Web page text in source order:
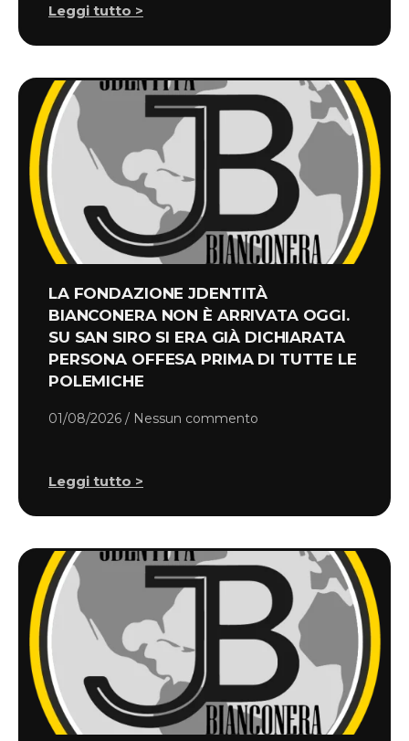
Leggi tutto >
LA FONDAZIONE JDENTITÀ
BIANCONERA NON È ARRIVATA OGGI.
SU SAN SIRO SI ERA GIÀ DICHIARATA
PERSONA OFFESA PRIMA DI TUTTE LE
POLEMICHE
01/08/2026 Nessun commento
Leggi tutto >